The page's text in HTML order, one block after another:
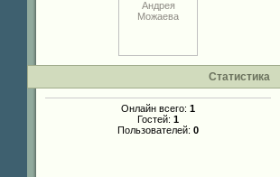
Статистика
Онлайн всего: 1
Гостей: 1
Пользователей: 0